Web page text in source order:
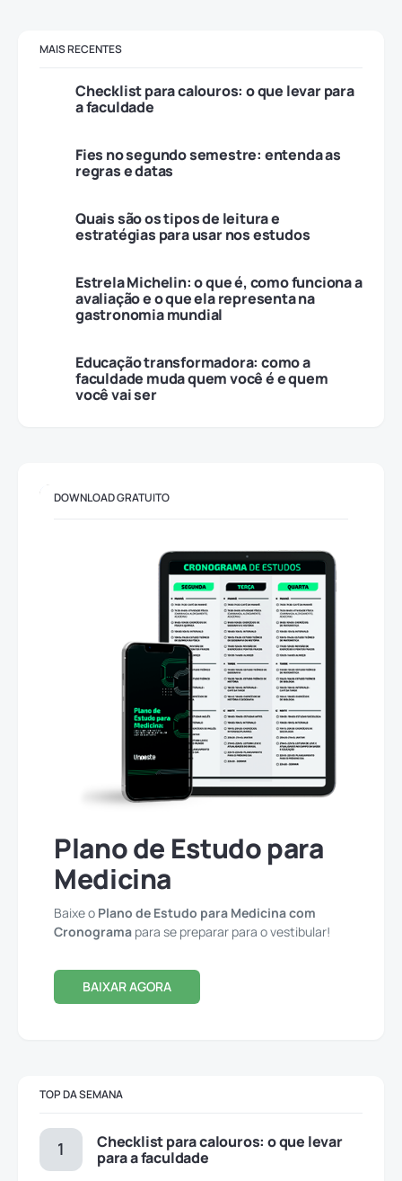
MAIS RECENTES
Checklist para calouros: o que levar para
a faculdade
Fies no segundo semestre: entenda as
regras e datas
Quais são os tipos de leitura e
estratégias para usar nos estudos
Estrela Michelin: o que é, como funciona a
avaliação e o que ela representa na
gastronomia mundial
Educação transformadora: como a
faculdade muda quem você é e quem
você vai ser
DOWNLOAD GRATUITO
Plano de Estudo para
Medicina
Baixe o Plano de Estudo para Medicina com
Cronograma para se preparar para o vestibular!
BAIXAR AGORA
TOP DA SEMANA
Checklist para calouros: o que levar
para a faculdade